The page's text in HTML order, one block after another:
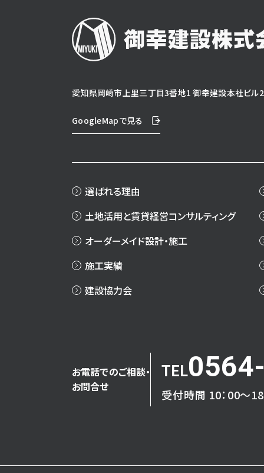
愛知県岡崎市上里三丁目3番地1 御幸建設本社ビル
GoogleMapで見る
選ばれる理由
土地活用と賃貸経営コンサルティング
オーダーメイド設計・施工
施工実績
建設協力会
お電話でのご相談・
お問合せ
受付時間 10：00～18